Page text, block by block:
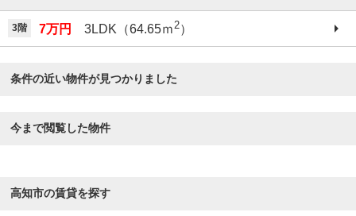
3階 7万円 3LDK（64.65ｍ2）
条件の近い物件が見つかりました
今まで閲覧した物件
高知市の賃貸を探す